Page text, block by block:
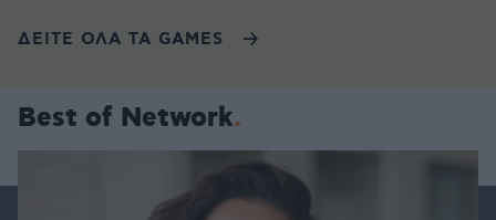
ΔΕΙΤΕ ΟΛΑ ΤΑ GAMES
Best of Network